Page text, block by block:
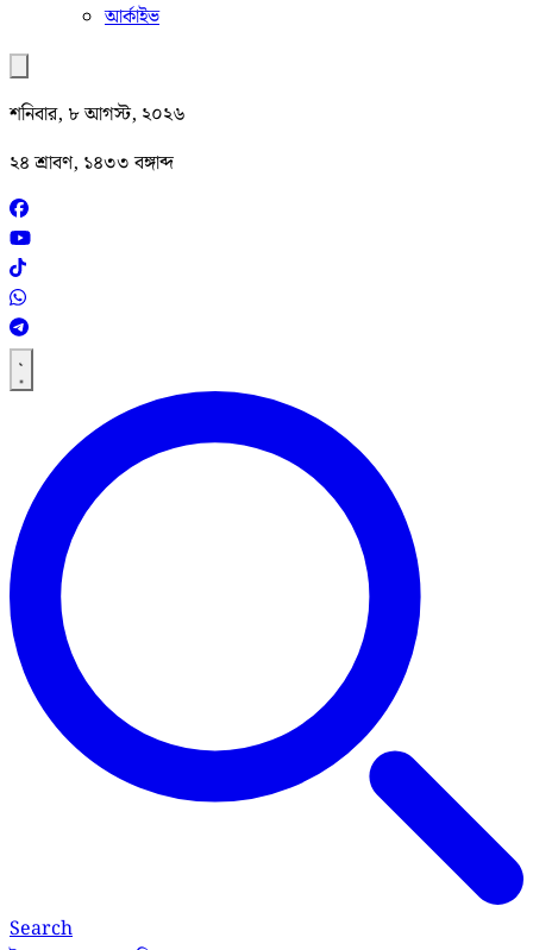
আর্কাইভ
শনিবার, ৮ আগস্ট, ২০২৬
২৪ শ্রাবণ, ১৪৩৩ বঙ্গাব্দ
Search